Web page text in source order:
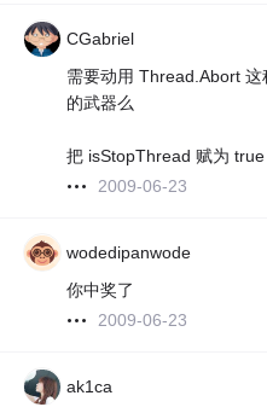
CGabriel
需要动用 Thread.Abort 这
的武器么
把 isStopThread 赋为
2009-06-23
wodedipanwode
你中奖了
2009-06-23
ak1ca